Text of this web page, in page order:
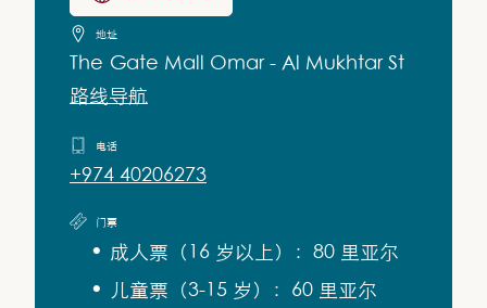
地址
The Gate Mall Omar - Al Mukhtar St
路线导航
电话
+974 40206273
门票
成人票（16 岁以上）：80 里亚尔
儿童票（3-15 岁）：60 里亚尔